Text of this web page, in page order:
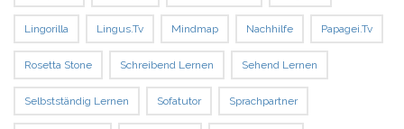
Lingorilla Lingus.tv Mindmap Nachhilfe Papagei.tv
Rosetta Stone Schreibend Lernen Sehend Lernen
Selbstständig Lernen Sofatutor Sprachpartner